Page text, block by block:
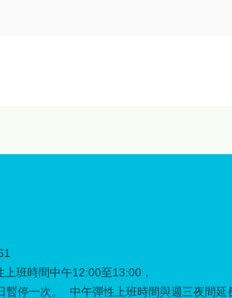
班時間中午12:00至13:00，
停一次。
中午彈性上班時間與週三夜間延